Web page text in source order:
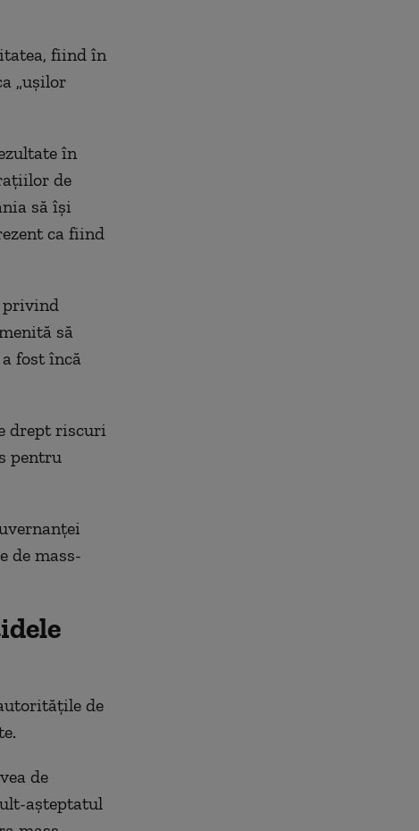
fiind în
„ușilor
în
de
să își
ca fiind
privind
să
fost încă
drept riscuri
pentru
de mass-
de
de
așteptatul